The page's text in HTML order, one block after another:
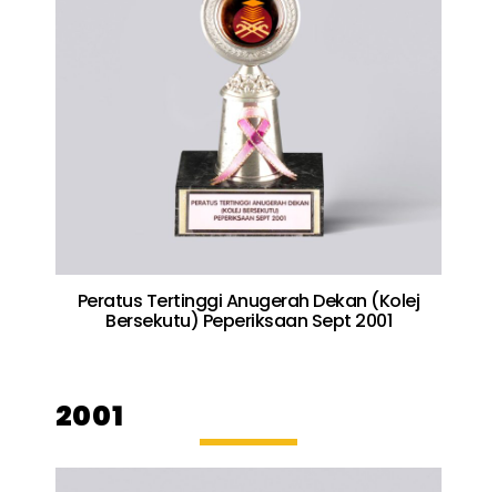
Peratus Tertinggi Anugerah Dekan (Kolej
Bersekutu) Peperiksaan Sept 2001
2001